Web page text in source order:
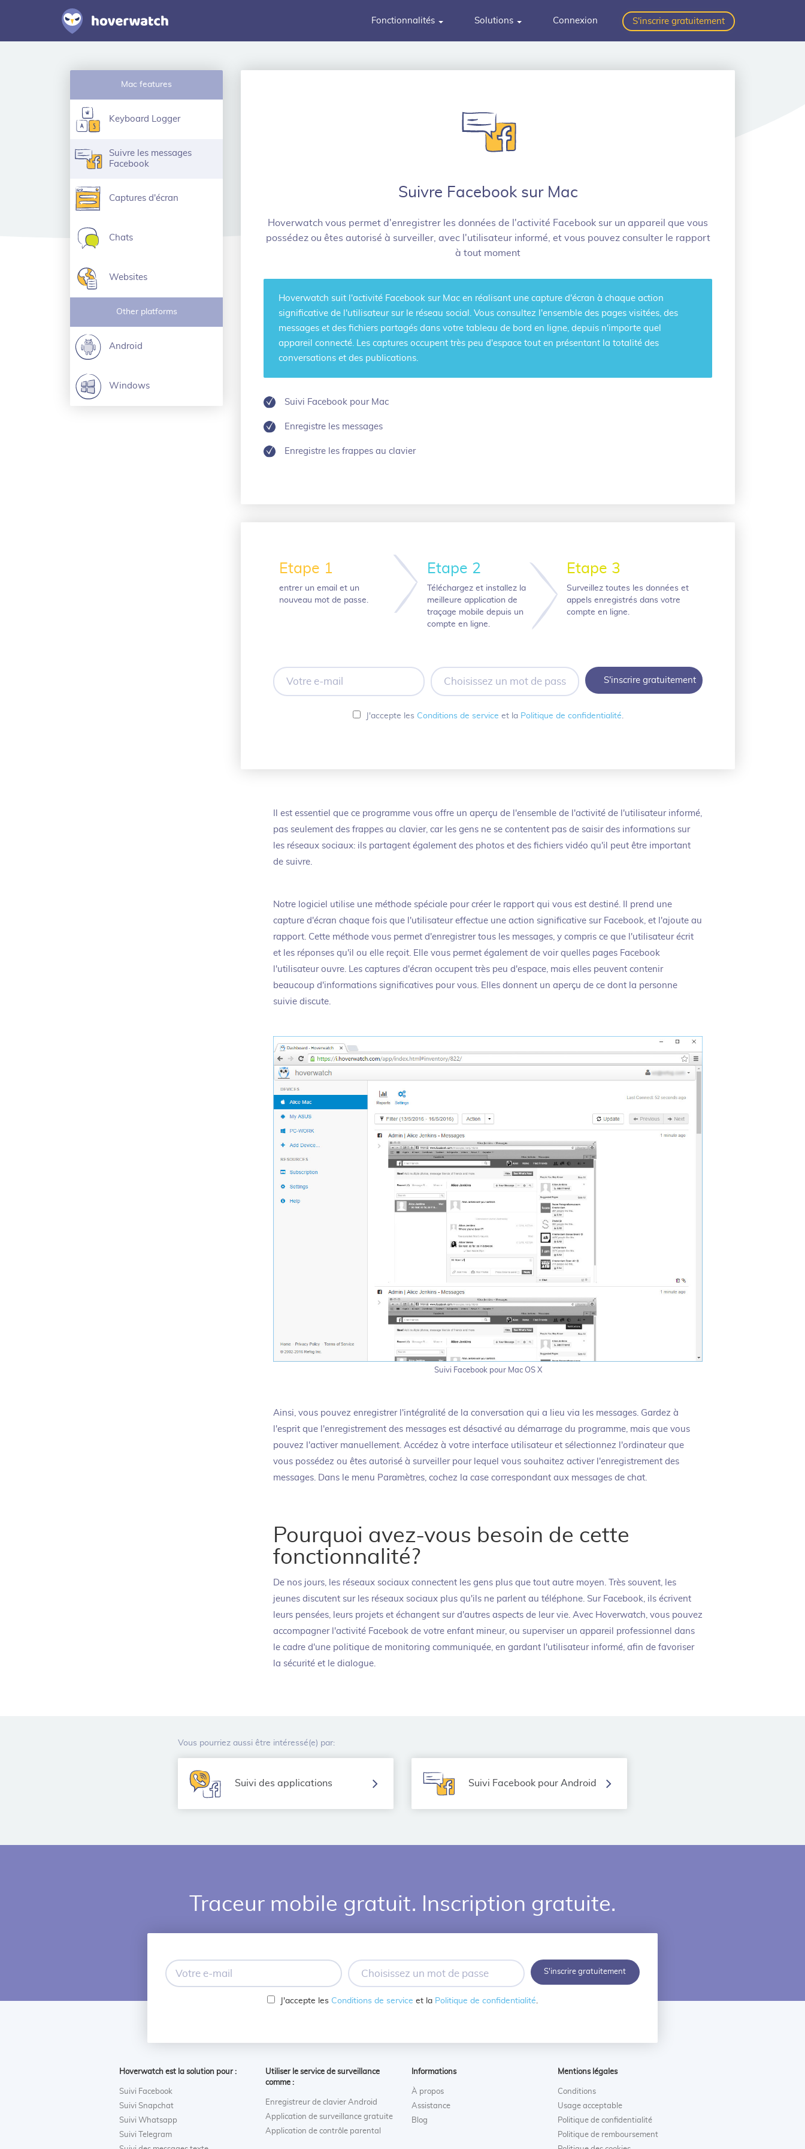
Fonctionnalités Solutions Connexion S'inscrire gratuitement
Mac features
Keyboard Logger
Suivre les messages
Facebook
Captures d'écran
Chats
Websites
Other platforms
Android
Windows
Suivre Facebook sur Mac
Hoverwatch vous permet d'enregistrer les données de l'activité Facebook sur un appareil que vous
possédez ou êtes autorisé à surveiller, avec l'utilisateur informé, et vous pouvez consulter le rapport
à tout moment
Hoverwatch suit l'activité Facebook sur Mac en réalisant une capture d'écran à chaque action
significative de l'utilisateur sur le réseau social. Vous consultez l'ensemble des pages visitées, des
messages et des fichiers partagés dans votre tableau de bord en ligne, depuis n'importe quel
appareil connecté. Les captures occupent très peu d'espace tout en présentant la totalité des
conversations et des publications.
Suivi Facebook pour Mac
Enregistre les messages
Enregistre les frappes au clavier
Etape 1
entrer un email et un
nouveau mot de passe.
Etape 2
Téléchargez et installez la
meilleure application de
traçage mobile depuis un
compte en ligne.
Etape 3
Surveillez toutes les données et
appels enregistrés dans votre
compte en ligne.
Votre
e-
mail
Choisissez
un
mot
J'accepte les Conditions de service et la Politique de confidentialité
Il est essentiel que ce programme vous offre un aperçu de l'ensemble de l'activité de l'utilisateur informé,
pas seulement des frappes au clavier, car les gens ne se contentent pas de saisir des informations sur
les réseaux sociaux: ils partagent également des photos et des fichiers vidéo qu'il peut être important
de suivre.
Notre logiciel utilise une méthode spéciale pour créer le rapport qui vous est destiné. Il prend une
capture d'écran chaque fois que l'utilisateur effectue une action significative sur Facebook, et l'ajoute au
rapport. Cette méthode vous permet d'enregistrer tous les messages, y compris ce que l'utilisateur écrit
et les réponses qu'il ou elle reçoit. Elle vous permet également de voir quelles pages Facebook
l'utilisateur ouvre. Les captures d'écran occupent très peu d'espace, mais elles peuvent contenir
beaucoup d'informations significatives pour vous. Elles donnent un aperçu de ce dont la personne
suivie discute.
Suivi Facebook pour Mac OS X
Ainsi, vous pouvez enregistrer l'intégralité de la conversation qui a lieu via les messages. Gardez à
l'esprit que l'enregistrement des messages est désactivé au démarrage du programme, mais que vous
pouvez l'activer manuellement. Accédez à votre interface utilisateur et sélectionnez l'ordinateur que
vous possédez ou êtes autorisé à surveiller pour lequel vous souhaitez activer l'enregistrement des
messages. Dans le menu Paramètres, cochez la case correspondant aux messages de chat.
Pourquoi avez-vous besoin de cette
fonctionnalité?
De nos jours, les réseaux sociaux connectent les gens plus que tout autre moyen. Très souvent, les
jeunes discutent sur les réseaux sociaux plus qu'ils ne parlent au téléphone. Sur Facebook, ils écrivent
leurs pensées, leurs projets et échangent sur d'autres aspects de leur vie. Avec Hoverwatch, vous pouvez
accompagner l'activité Facebook de votre enfant mineur, ou superviser un appareil professionnel dans
le cadre d'une politique de monitoring communiquée, en gardant l'utilisateur informé, afin de favoriser
la sécurité et le dialogue.
Vous pourriez aussi être intéressé(e) par:
Suivi des applications Suivi Facebook pour Android
Traceur mobile gratuit. Inscription gratuite.
Votre
e-
un
de
S'inscrire gratuitement
J'accepte les Conditions de service et la Politique de confidentialité.
Hoverwatch est la solution pour :
Suivi Facebook
Suivi Snapchat
Suivi Whatsapp
Suivi Telegram
Utiliser le service de surveillance
comme :
Enregistreur de clavier Android
Application de surveillance gratuite
Application de contrôle parental
Informations
À propos
Assistance
Blog
Mentions légales
Conditions
Usage acceptable
Politique de confidentialité
Politique de remboursement